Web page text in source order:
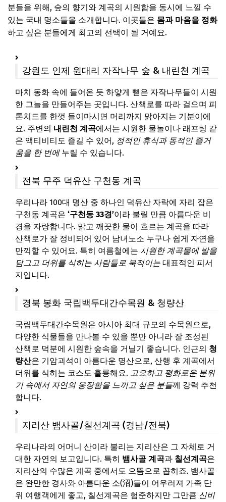
분들을 위해, 숲의 향기와 계곡의 시원함을 동시에 느낄 수
있는 국내 명소들을 소개합니다. 이곳들은 몸과 마음을 정화
하고 싶은 분들에게 최고의 선택이 될 거예요.
강원도 인제 원대리 자작나무 숲 & 내린천 계곡
마치 동화 속에 들어온 듯 하얗게 뻗은 자작나무들이 시원
한 그늘을 만들어주는 곳입니다. 산책로를 따라 걸으며 피
톤치드를 한껏 들이마시면 머리까지 맑아지는 기분이에
요. 주변의 내린천 계곡에서는 시원한 물놀이나 래프팅 같
은 액티비티도 즐길 수 있어, 정적인 휴식과 동적인 즐거
움을 한 번에누릴 수 있습니다.
전북 무주 덕유산 구천동 계곡
우리나라 100대 명산 중 하나인 덕유산 자락에 자리 잡은
구천동 계곡은 ‘구천동 33경’이라 불릴 만큼 아름다운 비
경을 자랑합니다. 맑고 깨끗한 물이 흐르는 계곡을 따라
산책로가 잘 정비되어 있어 남녀노소 누구나 쉽게 자연을
만끽할 수 있어요. 특히 여름철에는 시원한 계곡물에 발을
담그고 더위를 식히는 사람들로 북적이는 대표적인 피서
지입니다.
경북 봉화 국립백두대간수목원 & 청량산
국립백두대간수목원은 아시아 최대 규모의 수목원으로,
다양한 식물들을 만나볼 수 있을 뿐만 아니라 잘 조성된
산책로 덕분에 시원한 숲속을 거닐기 좋습니다. 인근의 청
량산은 기암괴석이 아름다운 명산으로, 산행 후 계곡에서
더위를 식히는 코스도 훌륭해요. 고요하고 평화로운 분위
기 속에서 자연의 웅장함을 느끼고 싶은 분들께 강력 추천
합니다.
지리산 뱀사골/칠선계곡 (경남/전북)
우리나라의 어머니 산이라 불리는 지리산은 그 자체로 거
대한 자연의 보고입니다. 특히 뱀사골 계곡과 칠선계곡은
지리산의 수많은 계곡 중에서도 으뜸으로 꼽히죠. 뱀사골
은 완만한 경사와 아름다운 소(沼)들이 어우러져 가족 단
위 여행객에게 좋고, 칠선계곡은 험준하지만 그만큼 신비